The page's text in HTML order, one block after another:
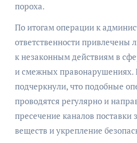
пороха.
По итогам операции к
ответственности привлечены
к незаконным действиям в
и смежных правонарушениях.
подчеркнули, что подобные
проводятся регулярно и
пресечение каналов
веществ и укрепление